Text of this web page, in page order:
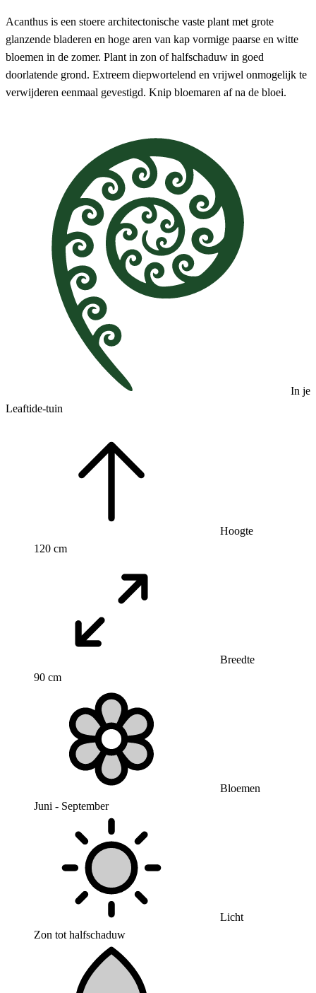
Acanthus is een stoere architectonische vaste plant met grote
glanzende bladeren en hoge aren van kap vormige paarse en witte
bloemen in de zomer. Plant in zon of halfschaduw in goed
doorlatende grond. Extreem diepwortelend en vrijwel onmogelijk te
verwijderen eenmaal gevestigd. Knip bloemaren af na de bloei.
In je
Leaftide-tuin
Hoogte
120 cm
Breedte
90 cm
Bloemen
Juni - September
Licht
Zon tot halfschaduw